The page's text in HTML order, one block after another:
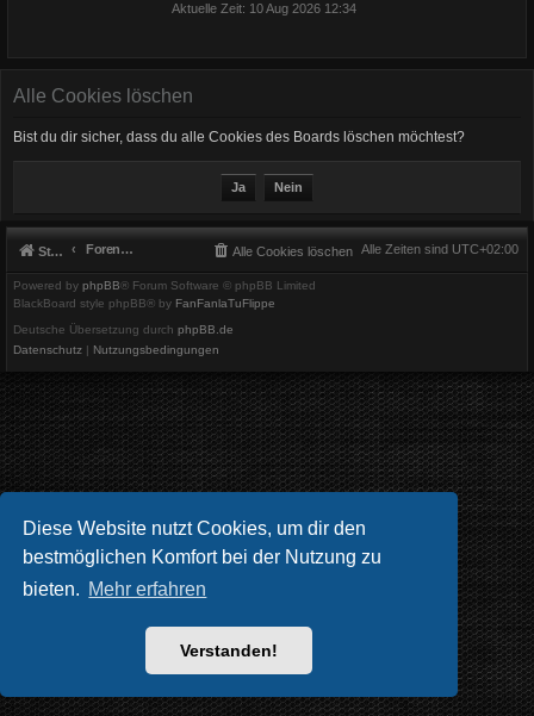
Diese Website nutzt Cookies, um dir den
bestmöglichen Komfort bei der Nutzung zu
bieten. Mehr erfahren
Verstanden!
Aktuelle Zeit: 10 Aug 2026 12:34
Alle Cookies löschen
Bist du dir sicher, dass du alle Cookies des Boards löschen möchtest?
Startseite Foren-Übersicht Alle Zeiten sind UTC+02:00
Alle Cookies löschen
Powered by phpBB® Forum Software © phpBB Limited
BlackBoard style phpBB® by FanFanlaTuFlippe
Deutsche Übersetzung durch phpBB.de
Datenschutz | Nutzungsbedingungen